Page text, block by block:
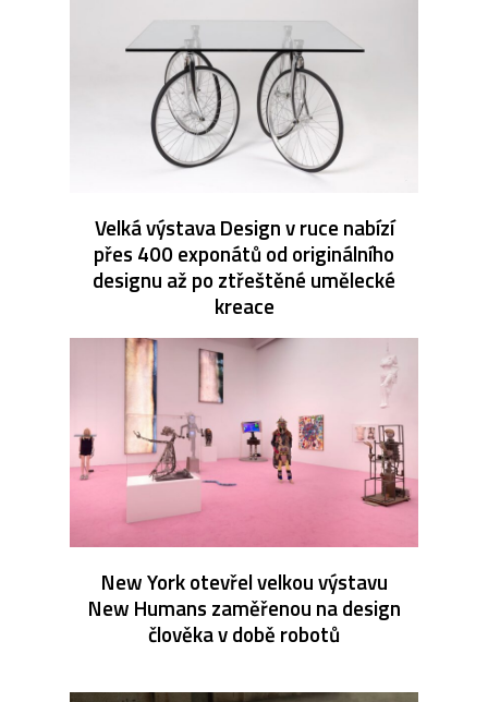
Velká výstava Design v ruce nabízí
přes 400 exponátů od originálního
designu až po ztřeštěné umělecké
kreace
New York otevřel velkou výstavu
New Humans zaměřenou na design
člověka v době robotů